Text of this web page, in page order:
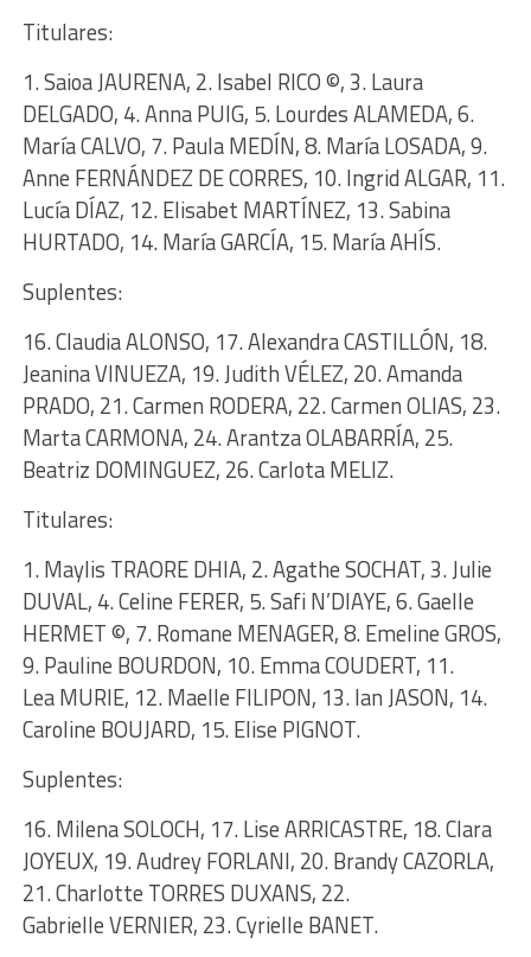
Titulares:
1. Saioa JAURENA, 2. Isabel RICO ©, 3. Laura
DELGADO, 4. Anna PUIG, 5. Lourdes ALAMEDA, 6.
María CALVO, 7. Paula MEDÍN, 8. María LOSADA, 9.
Anne FERNÁNDEZ DE CORRES, 10. Ingrid ALGAR, 11.
Lucía DÍAZ, 12. Elisabet MARTÍNEZ, 13. Sabina
HURTADO, 14. María GARCÍA, 15. María AHÍS.
Suplentes:
16. Claudia ALONSO, 17. Alexandra CASTILLÓN, 18.
Jeanina VINUEZA, 19. Judith VÉLEZ, 20. Amanda
PRADO, 21. Carmen RODERA, 22. Carmen OLIAS, 23.
Marta CARMONA, 24. Arantza OLABARRÍA, 25.
Beatriz DOMINGUEZ, 26. Carlota MELIZ.
Titulares:
1. Maylis TRAORE DHIA, 2. Agathe SOCHAT, 3. Julie
DUVAL, 4. Celine FERER, 5. Safi N’DIAYE, 6. Gaelle
HERMET ©, 7. Romane MENAGER, 8. Emeline GROS,
9. Pauline BOURDON, 10. Emma COUDERT, 11.
Lea MURIE, 12. Maelle FILIPON, 13. Ian JASON, 14.
Caroline BOUJARD, 15. Elise PIGNOT.
Suplentes:
16. Milena SOLOCH, 17. Lise ARRICASTRE, 18. Clara
JOYEUX, 19. Audrey FORLANI, 20. Brandy CAZORLA,
21. Charlotte TORRES DUXANS, 22.
Gabrielle VERNIER, 23. Cyrielle BANET.